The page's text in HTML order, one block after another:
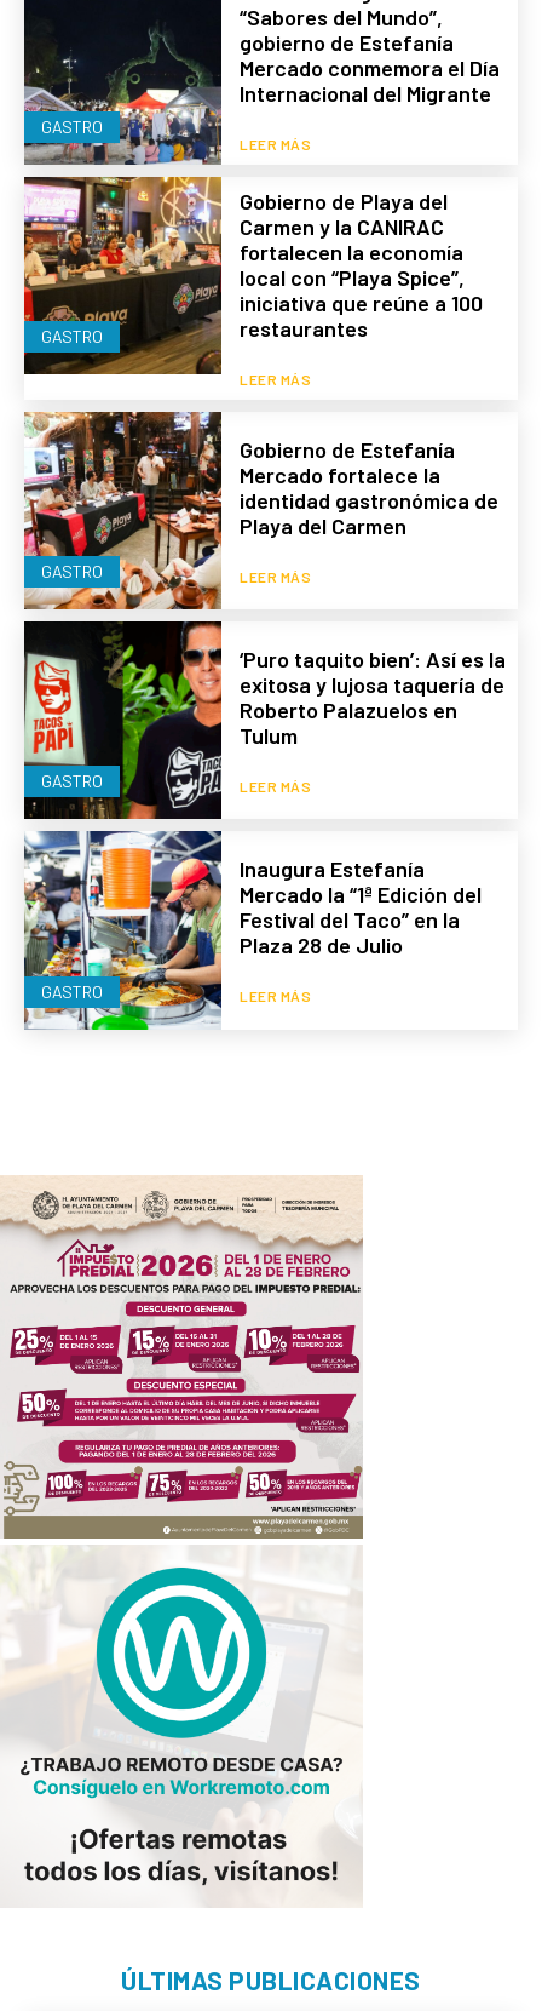
GASTRO
“Sabores del Mundo”,
gobierno de Estefanía
Mercado conmemora el Día
Internacional del Migrante
LEER MÁS
GASTRO
Gobierno de Playa del
Carmen y la CANIRAC
fortalecen la economía
local con “Playa Spice”,
iniciativa que reúne a 100
restaurantes
LEER MÁS
GASTRO
Gobierno de Estefanía
Mercado fortalece la
identidad gastronómica de
Playa del Carmen
LEER MÁS
GASTRO
‘Puro taquito bien’: Así es la
exitosa y lujosa taquería de
Roberto Palazuelos en
Tulum
LEER MÁS
GASTRO
Inaugura Estefanía
Mercado la “1ª Edición del
Festival del Taco” en la
Plaza 28 de Julio
LEER MÁS
ÚLTIMAS PUBLICACIONES